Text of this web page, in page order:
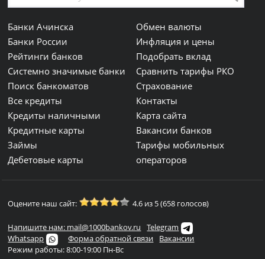
Банки Ачинска
Банки России
Рейтинги банков
Системно значимые банки
Поиск банкоматов
Все кредиты
Кредиты наличными
Кредитные карты
Займы
Дебетовые карты
Обмен валюты
Инфляция и цены
Подобрать вклад
Сравнить тарифы РКО
Страхование
Контакты
Карта сайта
Вакансии банков
Тарифы мобильных
операторов
Оцените наш сайт: 4.6 из 5 (658 голосов)
Напишите нам: mail@1000bankov.ru
Telegram
Whatsapp
Форма обратной связи
Вакансии
Режим работы: 8:00-19:00 Пн-Вс